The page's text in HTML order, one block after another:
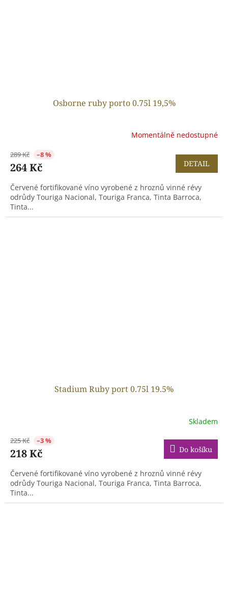
Osborne ruby porto 0.75l 19,5%
Momentálně nedostupné
289 Kč –8 %
264 Kč DETAIL
Červené fortifikované víno vyrobené z hroznů vinné révy
odrůdy Touriga Nacional, Touriga Franca, Tinta Barroca,
Tinta...
Stadium Ruby port 0.75l 19.5%
Skladem
225 Kč –3 %
218 Kč Do košíku
Červené fortifikované víno vyrobené z hroznů vinné révy
odrůdy Touriga Nacional, Touriga Franca, Tinta Barroca,
Tinta...